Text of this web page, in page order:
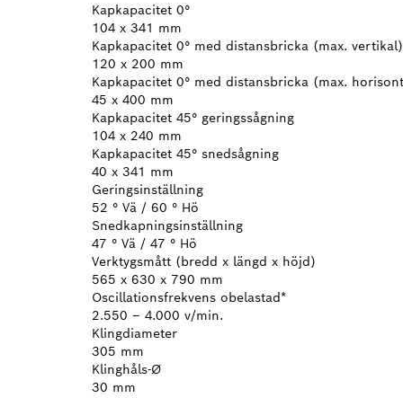
Kapkapacitet 0°
104 x 341 mm
Kapkapacitet 0° med distansbricka (max. vertikal)
120 x 200 mm
Kapkapacitet 0° med distansbricka (max.
45 x 400 mm
Kapkapacitet 45° geringssågning
104 x 240 mm
Kapkapacitet 45° snedsågning
40 x 341 mm
Geringsinställning
52 ° Vä / 60 ° Hö
Snedkapningsinställning
47 ° Vä / 47 ° Hö
Verktygsmått (bredd x längd x höjd)
565 x 630 x 790 mm
Oscillationsfrekvens obelastad*
2.550 – 4.000 v/min.
Klingdiameter
305 mm
Klinghåls-Ø
30 mm